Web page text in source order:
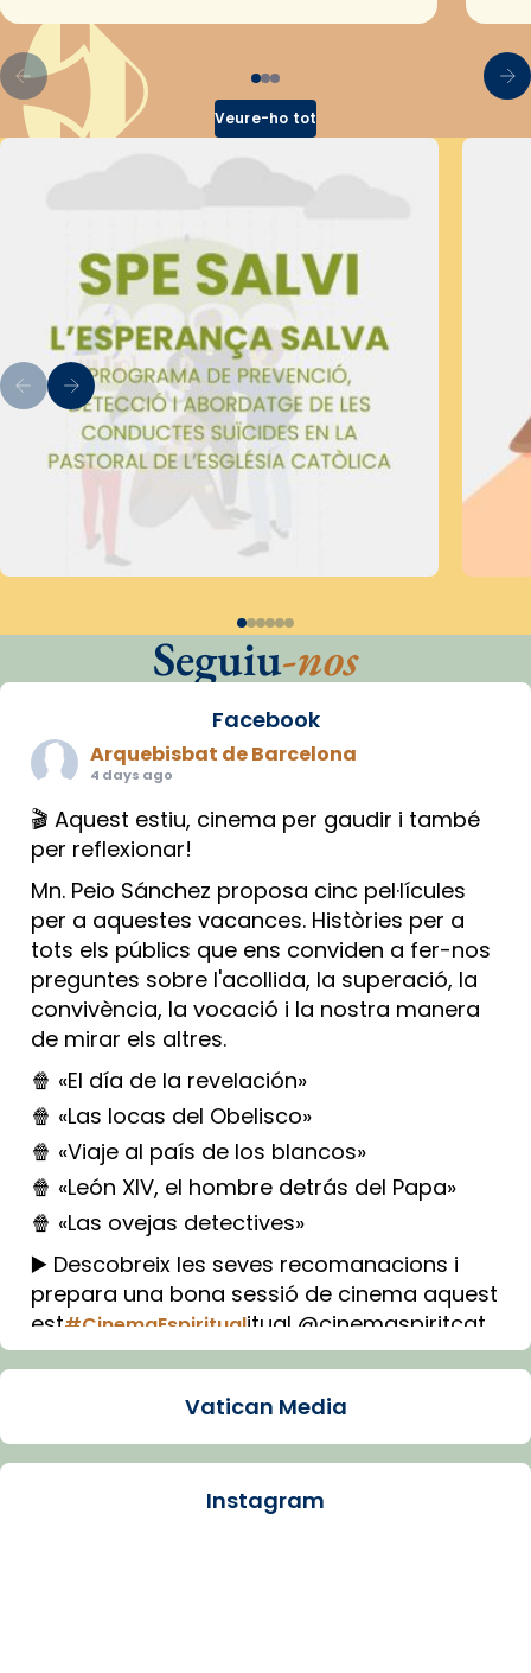
Veure-ho tot
Seguiu-nos
Facebook
Arquebisbat de Barcelona
4 days ago
🎬 Aquest estiu, cinema per gaudir i també
per reflexionar!
Mn. Peio Sánchez proposa cinc pel·lícules
per a aquestes vacances. Històries per a
tots els públics que ens conviden a fer-nos
preguntes sobre l'acollida, la superació, la
convivència, la vocació i la nostra manera
de mirar els altres.
🍿 «El día de la revelación»
🍿 «Las locas del Obelisco»
🍿 «Viaje al país de los blancos»
🍿 «León XIV, el hombre detrás del Papa»
🍿 «Las ovejas detectives»
▶️ Descobreix les seves recomanacions i
prepara una bona sessió de cinema aquest
est#CinemaEspiritualitual @cinemaspiritcat
Imatge: Generada amb IA (OpenAI)
Arquebisbat de Barcelona
Vatican Media
Instagram